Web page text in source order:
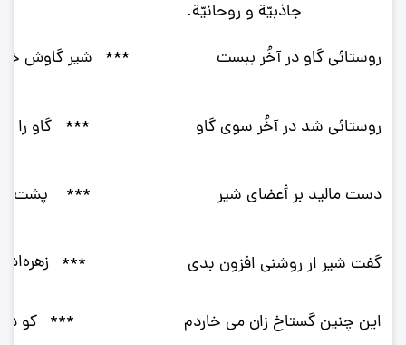
جاذبيّة و روحانيّة.
روستائى گاو در آخُر ببست‌
*** شير گاوش
روستائى شد در آخُر سوى گاو *** گاو
دست ماليد بر أعضاى شير *** پشت و
گفت شير ار روشنى افزون بدى‌ ***
اين چنين گستاخ زان مى خاردم‌ *** كو